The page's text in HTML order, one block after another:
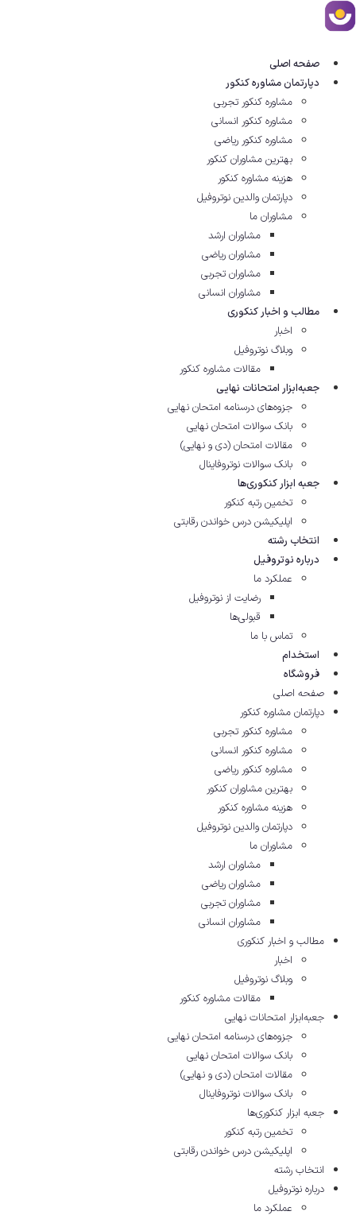
صفحه اصلی
دپارتمان مشاوره کنکور
مشاوره کنکور تجربی
مشاوره کنکور انسانی
مشاوره کنکور ریاضی
بهترین مشاوران کنکور
هزینه مشاوره کنکور
دپارتمان والدین نوتروفیل
مشاوران ما
مشاوران ارشد
مشاوران ریاضی
مشاوران تجربی
مشاوران انسانی
مطالب و اخبار کنکوری
اخبار
وبلاگ نوتروفیل
مقالات مشاوره‌ کنکور
جعبه‌ابزار امتحانات نهایی
جزوه‌های درسنامه امتحان نهایی
بانک سوالات امتحان نهایی
مقالات امتحان (دی و نهایی)
بانک سوالات نوتروفاینال
جعبه ابزار کنکوری‌ها
تخمین رتبه کنکور
اپلیکیشن درس خواندن رقابتی
انتخاب رشته
درباره نوتروفیل
عملکرد ما
رضایت از نوتروفیل
قبولی‌ها
تماس با ما
استخدام
فروشگاه
صفحه اصلی
دپارتمان مشاوره کنکور
مشاوره کنکور تجربی
مشاوره کنکور انسانی
مشاوره کنکور ریاضی
بهترین مشاوران کنکور
هزینه مشاوره کنکور
دپارتمان والدین نوتروفیل
مشاوران ما
مشاوران ارشد
مشاوران ریاضی
مشاوران تجربی
مشاوران انسانی
مطالب و اخبار کنکوری
اخبار
وبلاگ نوتروفیل
مقالات مشاوره‌ کنکور
جعبه‌ابزار امتحانات نهایی
جزوه‌های درسنامه امتحان نهایی
بانک سوالات امتحان نهایی
مقالات امتحان (دی و نهایی)
بانک سوالات نوتروفاینال
جعبه ابزار کنکوری‌ها
تخمین رتبه کنکور
اپلیکیشن درس خواندن رقابتی
انتخاب رشته
درباره نوتروفیل
عملکرد ما